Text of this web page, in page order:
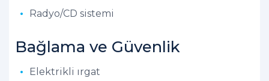
Radyo/CD sistemi
Bağlama ve Güvenlik
Elektrikli ırgat